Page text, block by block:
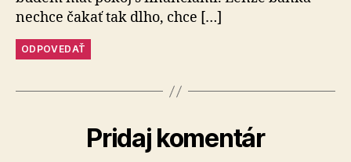
nechce čakať tak dlho, chce […]
ODPOVEDAŤ
Pridaj komentár